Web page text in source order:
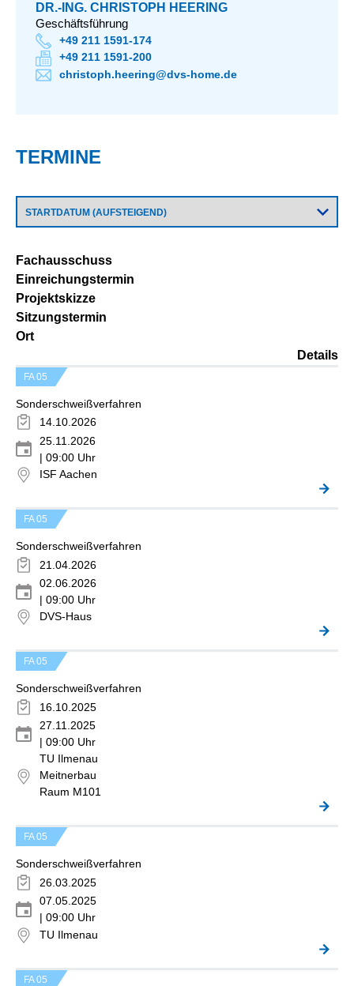
DR.-ING. CHRISTOPH HEERING
Geschäftsführung
+49 211 1591-174
+49 211 1591-200
christoph.heering@dvs-home.de
TERMINE
Fachausschuss
Einreichungstermin
Projektskizze
Sitzungstermin
Ort
Details
FA 05
Sonderschweißverfahren
14.10.2026
25.11.2026
| 09:00 Uhr
ISF Aachen
FA 05
Sonderschweißverfahren
21.04.2026
02.06.2026
| 09:00 Uhr
DVS-Haus
FA 05
Sonderschweißverfahren
16.10.2025
27.11.2025
| 09:00 Uhr
TU Ilmenau
Meitnerbau
Raum M101
FA 05
Sonderschweißverfahren
26.03.2025
07.05.2025
| 09:00 Uhr
TU Ilmenau
FA 05